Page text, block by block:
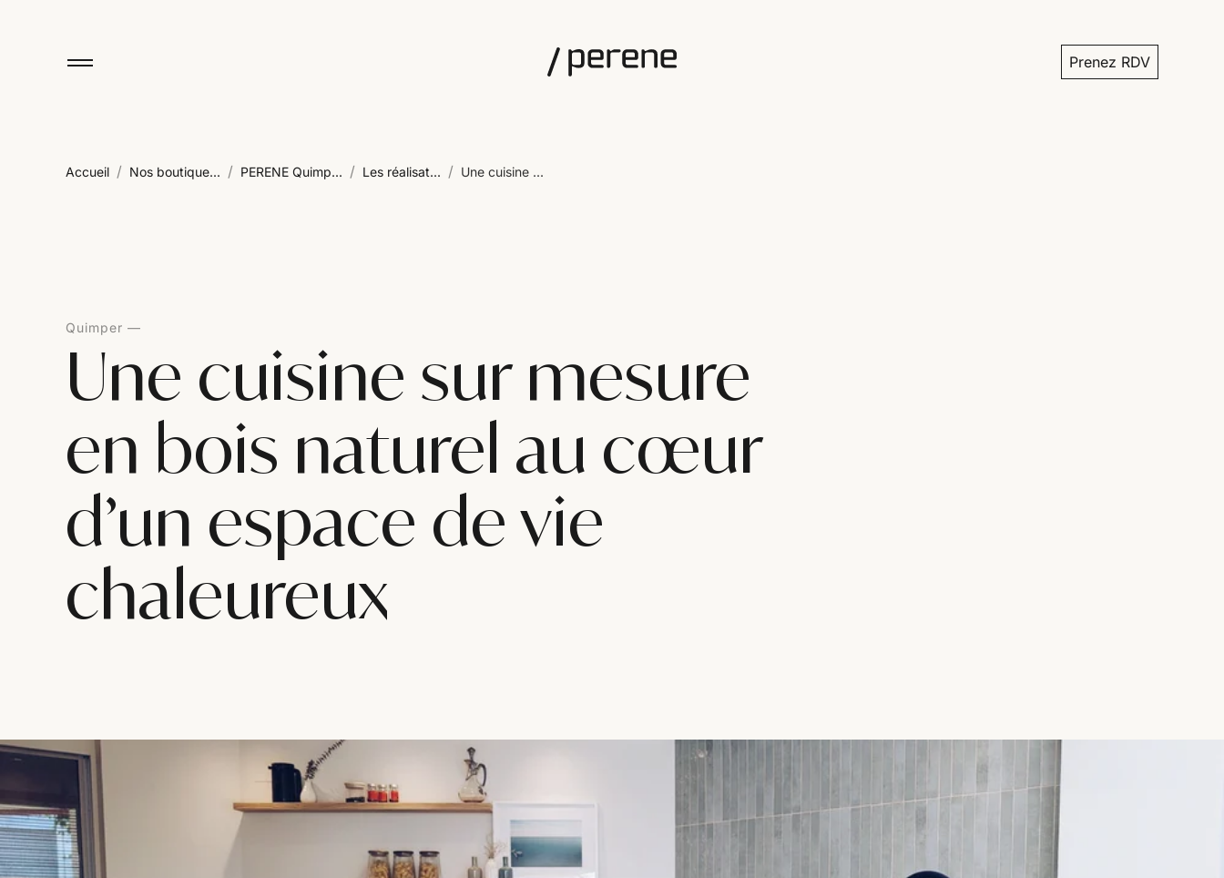
Prenez RDV
Accueil / Nos boutique... / PERENE Quimp... / Les réalisat... / Une cuisine ...
Quimper
Une cuisine sur mesure
en bois naturel au cœur
d’un espace de vie
chaleureux